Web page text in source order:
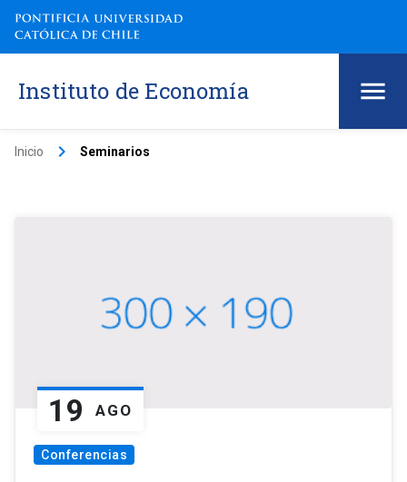
Instituto de Economía
Inicio keyboard_arrow_right Seminarios
19 AGO
Conferencias